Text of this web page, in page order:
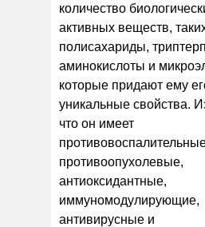
количество
активных веществ,
полисахариды,
аминокислоты и
которые придают ему
уникальные свойства.
что он имеет
противоопухолевые,
антиоксидантные,
иммуномодулирующие,
антивирусные и